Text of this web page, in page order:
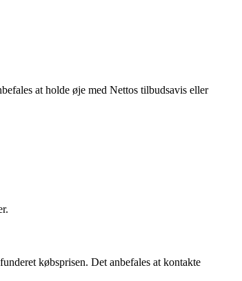
at holde øje med Nettos tilbudsavis eller
købsprisen. Det anbefales at kontakte